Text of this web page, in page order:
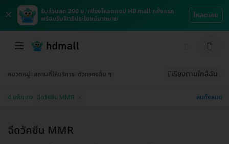
×
รับส่วนลด 200 บ. เพียงโหลดแอป HDmall ครั้งแรก
พร้อมรับสิทธิประโยชน์มากมาย
โหลดเลย
หมวดหมู่ สถานที่ให้บริการ ตัวกรองอื่น ๆ เรียงตามใกล้ฉัน
4 แพ็กเกจ ฉีดวัคซีน MMR ลบทั้งหมด
ฉีดวัคซีน MMR